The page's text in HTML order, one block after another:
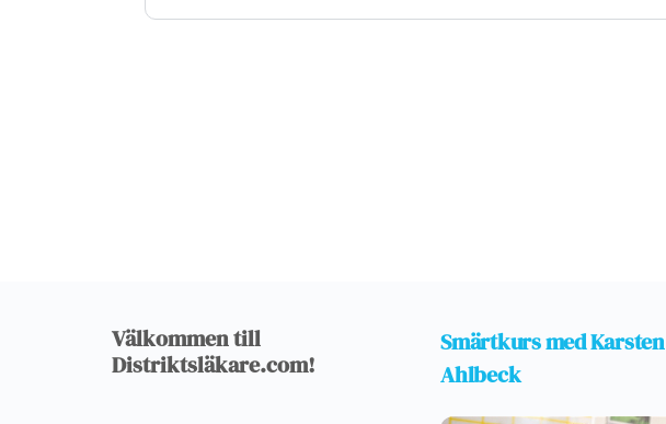
Välkommen till
Distriktsläkare.com!
Smärtkurs med Karsten
Ahlbeck